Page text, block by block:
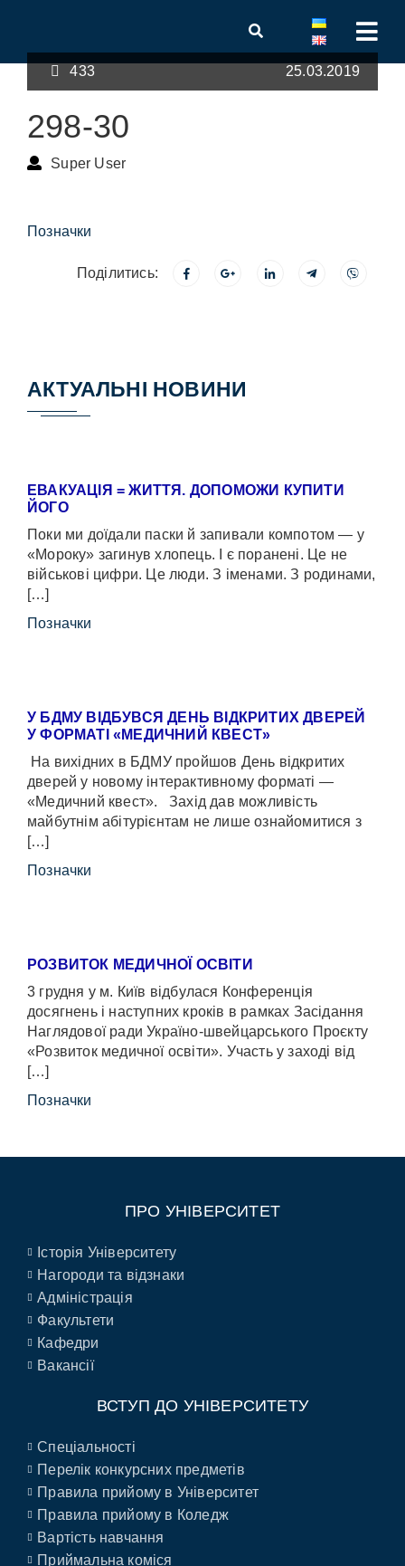
433 25.03.2019
298-30
Super User
Позначки
Поділитись:
АКТУАЛЬНІ НОВИНИ
ЕВАКУАЦІЯ = ЖИТТЯ. ДОПОМОЖИ КУПИТИ
ЙОГО
Поки ми доїдали паски й запивали компотом — у
«Мороку» загинув хлопець. І є поранені. Це не
військові цифри. Це люди. З іменами. З родинами,
[…]
Позначки
У БДМУ ВІДБУВСЯ ДЕНЬ ВІДКРИТИХ ДВЕРЕЙ
У ФОРМАТІ «МЕДИЧНИЙ КВЕСТ»
На вихідних в БДМУ пройшов День відкритих
дверей у новому інтерактивному форматі —
«Медичний квест». Захід дав можливість
майбутнім абітурієнтам не лише ознайомитися з
[…]
Позначки
РОЗВИТОК МЕДИЧНОЇ ОСВІТИ
3 грудня у м. Київ відбулася Конференція
досягнень і наступних кроків в рамках Засідання
Наглядової ради Україно-швейцарського Проєкту
«Розвиток медичної освіти». Участь у заході від
[…]
Позначки
ПРО УНІВЕРСИТЕТ
Історія Університету
Нагороди та відзнаки
Адміністрація
Факультети
Кафедри
Вакансії
ВСТУП ДО УНІВЕРСИТЕТУ
Спеціальності
Перелік конкурсних предметів
Правила прийому в Університет
Правила прийому в Коледж
Вартість навчання
Приймальна коміся